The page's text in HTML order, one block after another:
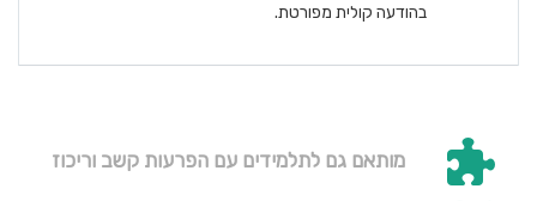
בהודעה קולית מפורטת.
מותאם גם לתלמידים עם הפרעות קשב וריכוז